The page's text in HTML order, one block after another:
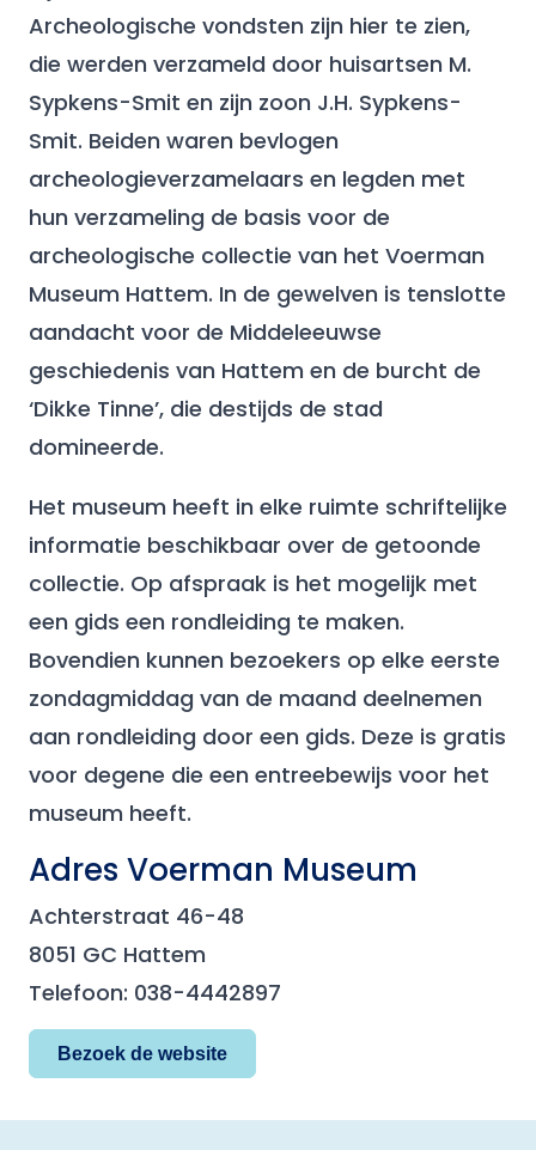
Archeologische vondsten zijn hier te zien,
die werden verzameld door huisartsen M.
Sypkens-Smit en zijn zoon J.H. Sypkens-
Smit. Beiden waren bevlogen
archeologieverzamelaars en legden met
hun verzameling de basis voor de
archeologische collectie van het Voerman
Museum Hattem. In de gewelven is tenslotte
aandacht voor de Middeleeuwse
geschiedenis van Hattem en de burcht de
‘Dikke Tinne’, die destijds de stad
domineerde.
Het museum heeft in elke ruimte schriftelijke
informatie beschikbaar over de getoonde
collectie. Op afspraak is het mogelijk met
een gids een rondleiding te maken.
Bovendien kunnen bezoekers op elke eerste
zondagmiddag van de maand deelnemen
aan rondleiding door een gids. Deze is gratis
voor degene die een entreebewijs voor het
museum heeft.
Adres Voerman Museum
Achterstraat 46-48
8051 GC Hattem
Telefoon: 038-4442897
Bezoek de website